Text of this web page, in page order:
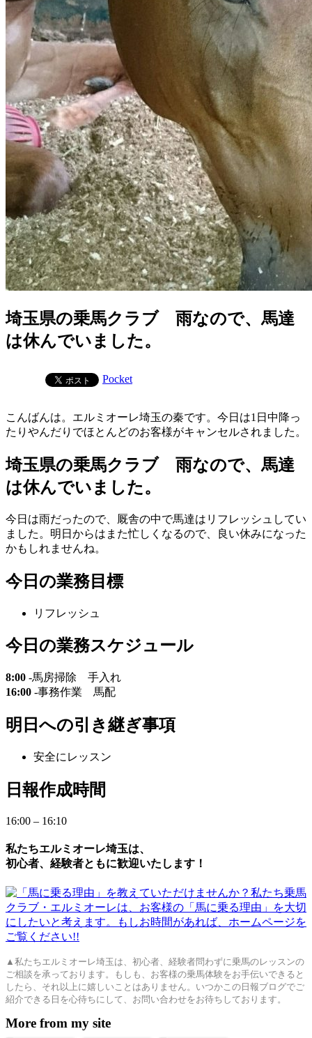
埼玉県の乗馬クラブ 雨なので、馬達
は休んでいました。
Pocket
こんばんは。エルミオーレ埼玉の秦です。今日は1日中降っ
たりやんだりでほとんどのお客様がキャンセルされました。
埼玉県の乗馬クラブ 雨なので、馬達
は休んでいました。
今日は雨だったので、厩舎の中で馬達はリフレッシュしてい
ました。明日からはまた忙しくなるので、良い休みになった
かもしれませんね。
今日の業務目標
リフレッシュ
今日の業務スケジュール
8:00 -馬房掃除 手入れ
16:00 -事務作業 馬配
明日への引き継ぎ事項
安全にレッスン
日報作成時間
16:00 – 16:10
私たちエルミオーレ埼玉は、
初心者、経験者ともに歓迎いたします！
▲私たちエルミオーレ埼玉は、初心者、経験者問わずに乗馬のレッスンの
ご相談を承っております。もしも、お客様の乗馬体験をお手伝いできると
したら、それ以上に嬉しいことはありません。いつかこの日報ブログでご
紹介できる日を心待ちにして、お問い合わせをお待ちしております。
More from my site